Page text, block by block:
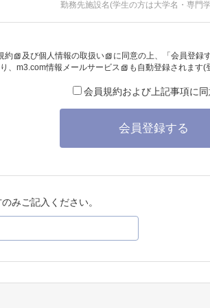
勤務先施設名(学生の方は大学名・専門
約 及び個人情報の取扱い
に同意の上、「会員登録
、 m3.com情報メールサービス も自動登録されます(
会員規約および上記事項に
会員登録する
みご記入ください。